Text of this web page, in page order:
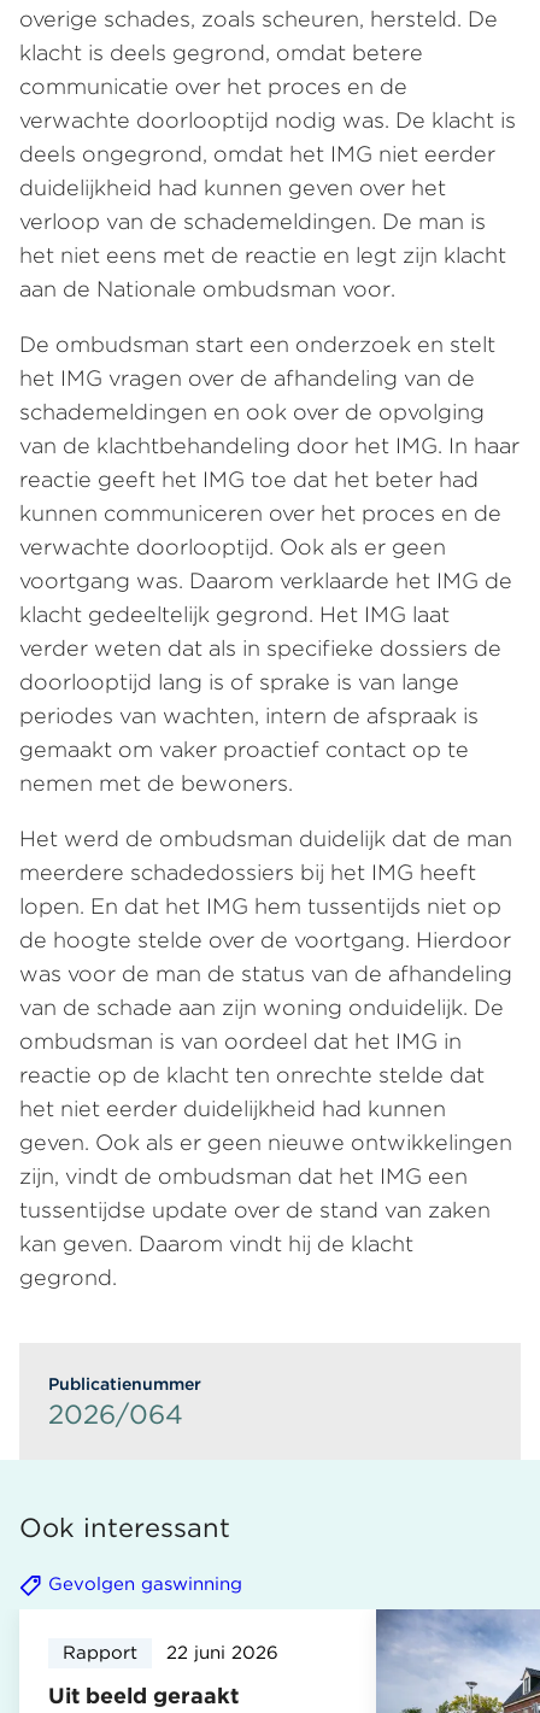
overige schades, zoals scheuren, hersteld. De
klacht is deels gegrond, omdat betere
communicatie over het proces en de
verwachte doorlooptijd nodig was. De klacht is
deels ongegrond, omdat het IMG niet eerder
duidelijkheid had kunnen geven over het
verloop van de schademeldingen. De man is
het niet eens met de reactie en legt zijn klacht
aan de Nationale ombudsman voor.
De ombudsman start een onderzoek en stelt
het IMG vragen over de afhandeling van de
schademeldingen en ook over de opvolging
van de klachtbehandeling door het IMG. In haar
reactie geeft het IMG toe dat het beter had
kunnen communiceren over het proces en de
verwachte doorlooptijd. Ook als er geen
voortgang was. Daarom verklaarde het IMG de
klacht gedeeltelijk gegrond. Het IMG laat
verder weten dat als in specifieke dossiers de
doorlooptijd lang is of sprake is van lange
periodes van wachten, intern de afspraak is
gemaakt om vaker proactief contact op te
nemen met de bewoners.
Het werd de ombudsman duidelijk dat de man
meerdere schadedossiers bij het IMG heeft
lopen. En dat het IMG hem tussentijds niet op
de hoogte stelde over de voortgang. Hierdoor
was voor de man de status van de afhandeling
van de schade aan zijn woning onduidelijk. De
ombudsman is van oordeel dat het IMG in
reactie op de klacht ten onrechte stelde dat
het niet eerder duidelijkheid had kunnen
geven. Ook als er geen nieuwe ontwikkelingen
zijn, vindt de ombudsman dat het IMG een
tussentijdse update over de stand van zaken
kan geven. Daarom vindt hij de klacht
gegrond.
Publicatienummer
2026/064
Ook interessant
Gevolgen gaswinning
Uit beeld geraakt
Rapport 22 juni 2026